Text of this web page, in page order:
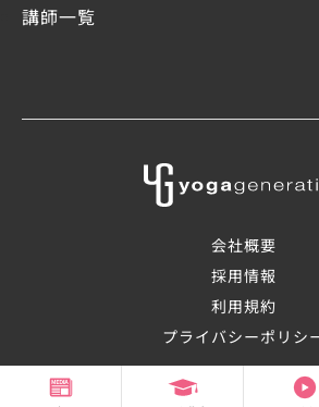
講師一覧
会社概要
採用情報
利用規約
プライバシーポリシ
©2008-2026